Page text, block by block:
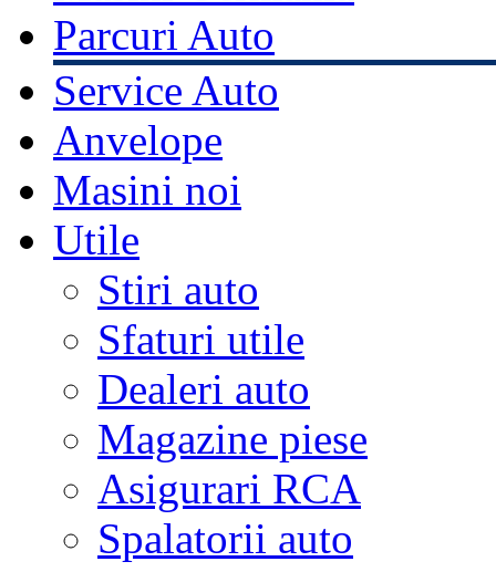
Parcuri Auto
Service Auto
Anvelope
Masini noi
Utile
Stiri auto
Sfaturi utile
Dealeri auto
Magazine piese
Asigurari RCA
Spalatorii auto